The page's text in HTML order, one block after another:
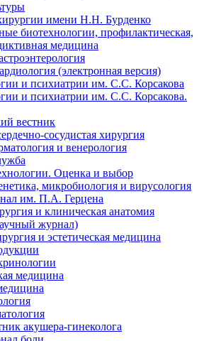
имени Н.Н. Бурденко
биотехнологии, профилактическая,
медицина
(электронная версия)
и психиатрии им. С.С. Корсакова
и психиатрии им. С.С. Корсакова.
вестник
сосудистая хирургия
и венерология
Оценка и выбор
микробиология и вирусология
им. П.А. Герцена
и клиническая анатомия
журнал)
и эстетическая медицина
медицина
акушера-гинеколога